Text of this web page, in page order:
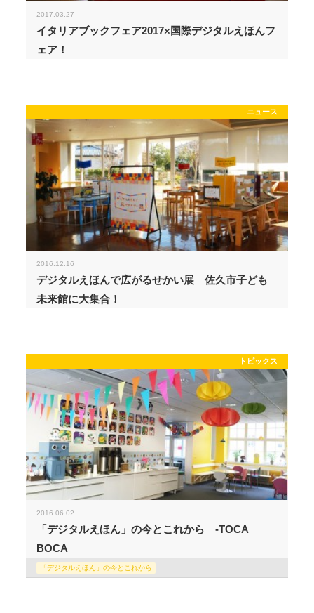
2017.03.27
イタリアブックフェア2017×国際デジタルえほんフ
ェア！
ニュース
2016.12.16
デジタルえほんで広がるせかい展 佐久市子ども
未来館に大集合！
トピックス
2016.06.02
「デジタルえほん」の今とこれから -TOCA
BOCA
「デジタルえほん」の今とこれから